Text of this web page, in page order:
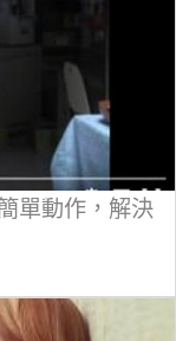
單動作，解決